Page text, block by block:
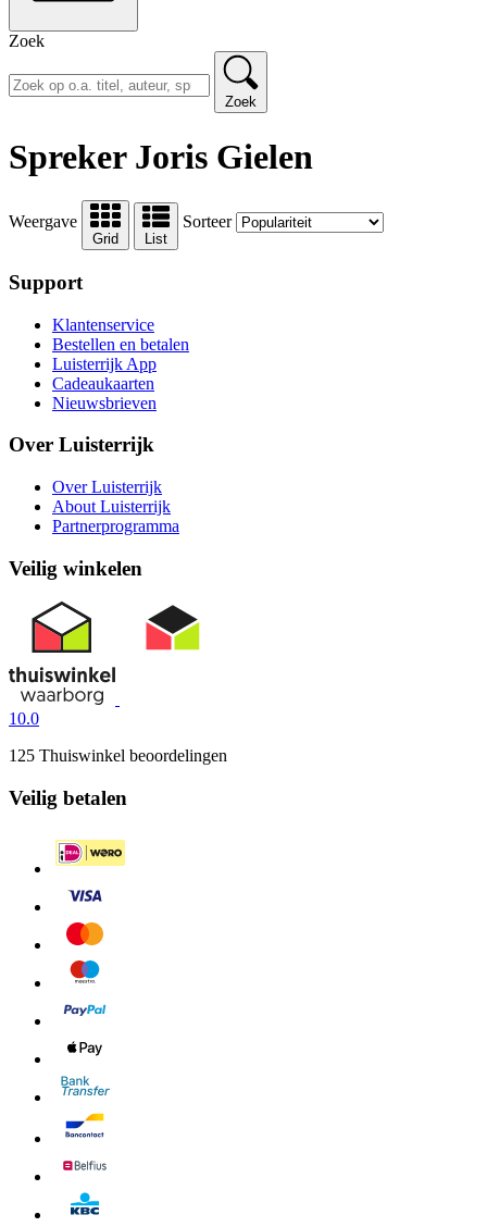
Zoek
Zoek
Spreker Joris Gielen
Weergave
Grid List
Sorteer
Support
Klantenservice
Bestellen en betalen
Luisterrijk App
Cadeaukaarten
Nieuwsbrieven
Over Luisterrijk
Over Luisterrijk
About Luisterrijk
Partnerprogramma
Veilig winkelen
10.0
125 Thuiswinkel beoordelingen
Veilig betalen